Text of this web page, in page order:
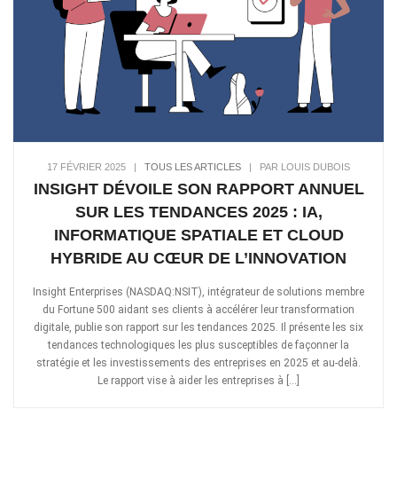
17 FÉVRIER 2025 TOUS LES ARTICLES PAR LOUIS DUBOIS
INSIGHT DÉVOILE SON RAPPORT ANNUEL
SUR LES TENDANCES 2025 : IA,
INFORMATIQUE SPATIALE ET CLOUD
HYBRIDE AU CŒUR DE L’INNOVATION
Insight Enterprises (NASDAQ:NSIT), intégrateur de solutions membre
du Fortune 500 aidant ses clients à accélérer leur transformation
digitale, publie son rapport sur les tendances 2025. Il présente les six
tendances technologiques les plus susceptibles de façonner la
stratégie et les investissements des entreprises en 2025 et au-delà.
Le rapport vise à aider les entreprises à […]